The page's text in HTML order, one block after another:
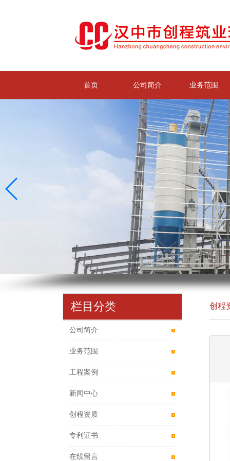
首页 公司简介 业务范围
栏目分类
公司简介
业务范围
工程案例
新闻中心
创程资质
专利证书
在线留言
创程